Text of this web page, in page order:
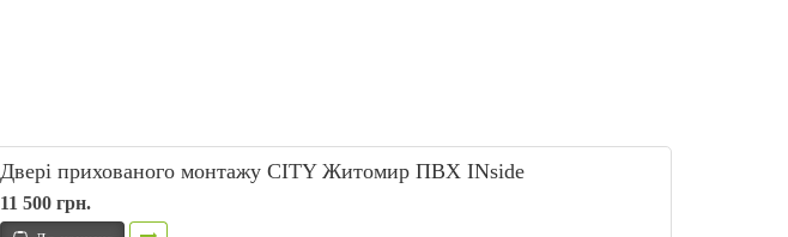
Двері прихованого монтажу CITY Житомир ПВХ INside
11 500 грн.